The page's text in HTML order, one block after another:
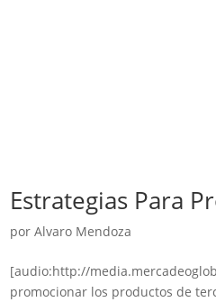
Estrategias Para
porAlvaro Mendoza
[audio:http://
promocionar los productos de